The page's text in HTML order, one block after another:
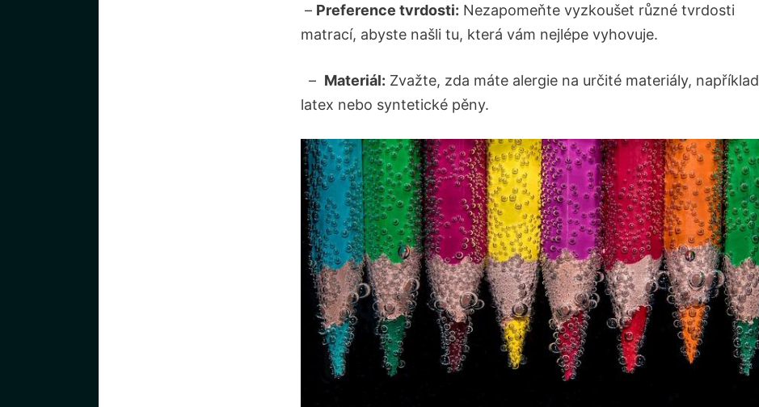
‌ – Preference‌ tvrdosti: Nezapomeňte‍ vyzkoušet různé ​tvrdosti⁤
matrací, abyste našli tu, která vám nejlépe vyhovuje.
⁢ ​ – ⁤ Materiál: Zvažte, zda máte alergie na určité​ materiály, ⁢například
latex nebo⁣ syntetické pěny.